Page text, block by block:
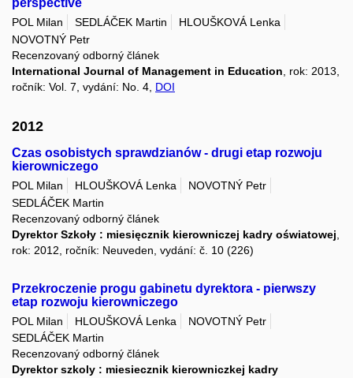
perspective
POL Milan SEDLÁČEK Martin
HLOUŠKOVÁ Lenka
NOVOTNÝ Petr
Recenzovaný odborný článek
International Journal of Management in Education , rok: 2013,
ročník: Vol. 7, vydání: No. 4, DOI
2012
Czas osobistych sprawdzianów - drugi etap rozwoju
kierowniczego
POL Milan HLOUŠKOVÁ Lenka
NOVOTNÝ Petr
SEDLÁČEK Martin
Recenzovaný odborný článek
Dyrektor Szkoły : miesięcznik kierowniczej kadry oświatowej
rok: 2012, ročník: Neuveden, vydání: č. 10 (226)
Przekroczenie progu gabinetu dyrektora - pierwszy
etap rozwoju kierowniczego
POL Milan HLOUŠKOVÁ Lenka
NOVOTNÝ Petr
SEDLÁČEK Martin
Recenzovaný odborný článek
Dyrektor szkoly : miesiecznik kierowniczkej kadry